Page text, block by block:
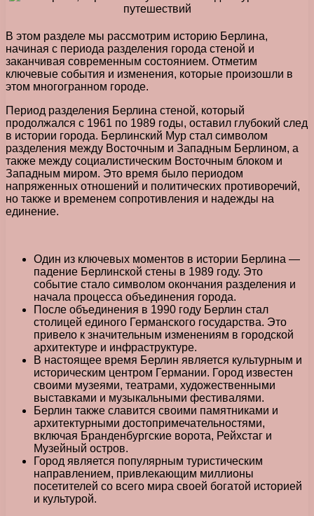
В этом разделе мы рассмотрим историю Берлина,
начиная с периода разделения города стеной и
заканчивая современным состоянием. Отметим
ключевые события и изменения, которые произошли в
этом многогранном городе.
Период разделения Берлина стеной, который
продолжался с 1961 по 1989 годы, оставил глубокий след
в истории города. Берлинский Мур стал символом
разделения между Восточным и Западным Берлином, а
также между социалистическим Восточным блоком и
Западным миром. Это время было периодом
напряженных отношений и политических противоречий,
но также и временем сопротивления и надежды на
единение.
Один из ключевых моментов в истории Берлина —
падение Берлинской стены в 1989 году. Это
событие стало символом окончания разделения и
начала процесса объединения города.
После объединения в 1990 году Берлин стал
столицей единого Германского государства. Это
привело к значительным изменениям в городской
архитектуре и инфраструктуре.
В настоящее время Берлин является культурным и
историческим центром Германии. Город известен
своими музеями, театрами, художественными
выставками и музыкальными фестивалями.
Берлин также славится своими памятниками и
архитектурными достопримечательностями,
включая Бранденбургские ворота, Рейхстаг и
Музейный остров.
Город является популярным туристическим
направлением, привлекающим миллионы
посетителей со всего мира своей богатой историей
и культурой.